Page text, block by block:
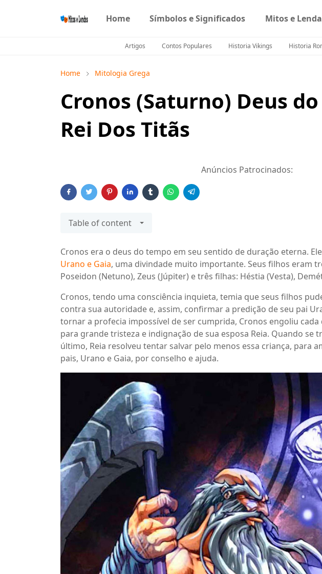
Home Símbolos e Significados Mitos e
Artigos Contos Populares Historia Vikings Historia
Home Mitologia Grega
Cronos (Saturno) Deus
Rei Dos Titãs
Anúncios Patrocinados:
Table of content
Cronos era o deus do tempo em seu sentido de duração eterna.
Urano e Gaia, uma divindade muito importante. Seus filhos eram
Poseidon (Netuno), Zeus (Júpiter) e três filhas: Héstia (Vesta),
Cronos, tendo uma consciência inquieta, temia que seus filhos
contra sua autoridade e, assim, confirmar a predição de seu pai
tornar a profecia impossível de ser cumprida, Cronos engoliu cada
para grande tristeza e indignação de sua esposa Reia. Quando se
último, Reia resolveu tentar salvar pelo menos essa criança, para
pais, Urano e Gaia, por conselho e ajuda.